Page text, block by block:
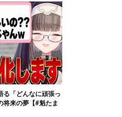
る「どんなに頑張っ
将来の夢【#魁たま